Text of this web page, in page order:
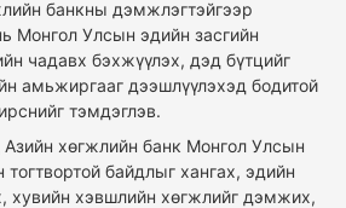
банкны дэмжлэгтэйгээр
Монгол Улсын эдийн засгийн
чадавх бэхжүүлэх, дэд бүтцийг
амьжиргааг дээшлүүлэхэд бодитой
тэмдэглэв.
хөгжлийн банк Монгол Улсын
байдлыг хангах, эдийн
хувийн хэвшлийн хөгжлийг дэмжих,